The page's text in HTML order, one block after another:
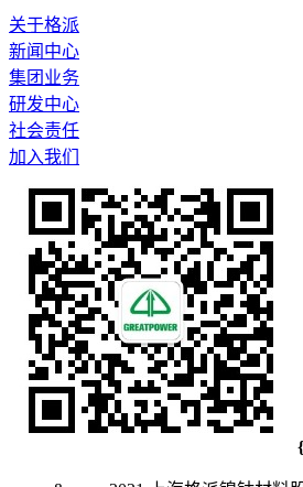
关于格派
新闻中心
集团业务
研发中心
社会责任
加入我们